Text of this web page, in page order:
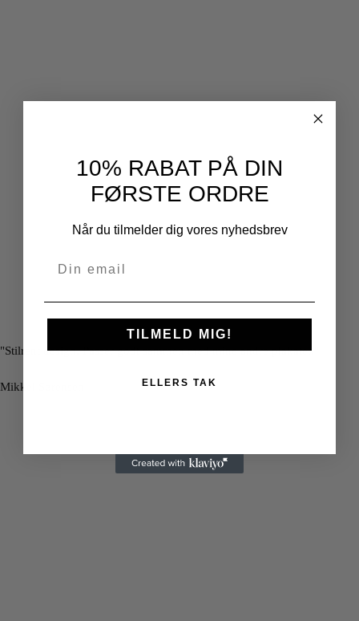
"Stilrent design. Passer godt sammen med mine andre plakater."
Mikkel Sørensen
10% RABAT PÅ DIN
FØRSTE ORDRE
Når du tilmelder dig vores nyhedsbrev
TILMELD MIG!
ELLERS TAK